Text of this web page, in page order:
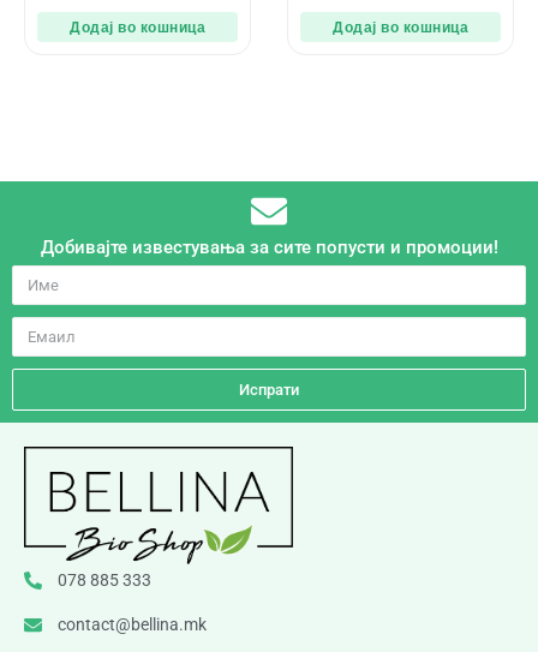
Додај во кошница Додај во кошница
Добивајте известувања за сите попусти и промоции!
Испрати
078 885 333
contact@bellina.mk